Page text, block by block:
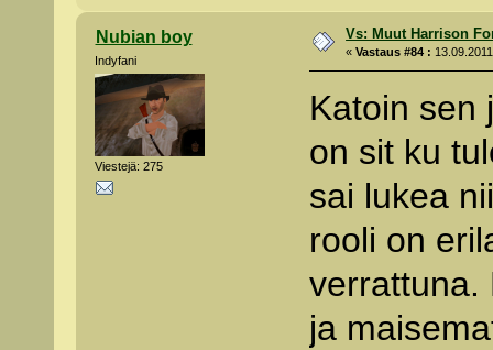
Nubian boy
Indyfani
Viestejä: 275
Vs: Muut Harrison
«Vastaus #84 :
Katoin sen
on sit ku
sai lukea
rooli on
verrattuna.
ja